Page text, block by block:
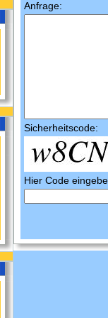
Anfrage:
Sicherheitscode:
Hier Code